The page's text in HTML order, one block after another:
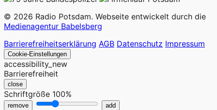
© 2026 Radio Potsdam. Webseite entwickelt durch die
Medienagentur Babelsberg
Barrierefreiheitserklärung AGB Datenschutz Impressum
Cookie-Einstellungen
accessibility_new
Barrierefreiheit
close
Schriftgröße 100%
remove add